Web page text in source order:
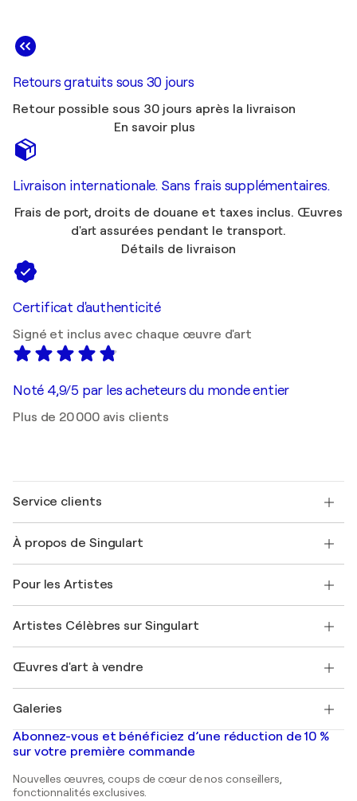
Retours gratuits sous 30 jours
Retour possible sous 30 jours après la livraison
En savoir plus
Livraison internationale. Sans frais supplémentaires.
Frais de port, droits de douane et taxes inclus. Œuvres
d'art assurées pendant le transport.
Détails de livraison
Certificat d'authenticité
Signé et inclus avec chaque œuvre d'art
Noté 4,9/5 par les acheteurs du monde entier
Plus de 20 000 avis clients
Service clients
Expédition
Offrir une carte cadeau
Rejoignez notre programme commercial
Mon compte
+33 1 76 44 06 42
À propos de Singulart
FAQ
Magazine Singulart
Emplois
Découvrez une sélection d'art original
Pour les Artistes
Se connecter en tant qu'Artiste
Artistes Célèbres sur Singulart
Marc Chagall
Banksy
Mr. Brainwash
Shepard Fairey
Œuvres d'art à vendre
Tableaux abstraits à vendre
Peintures de paysage
Estampes
Peintures acryliques
Galeries
Galeries d'art en France
Galeries d'art en Belgique
Abonnez-vous et bénéficiez d’une réduction de 10 %
sur votre première commande
Nouvelles œuvres, coups de cœur de nos conseillers,
fonctionnalités exclusives.